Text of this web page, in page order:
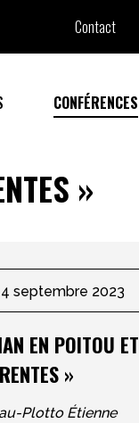
Contact
CONFÉRENCES
»
septembre 2023
EN POITOU ET
»
Plotto Étienne